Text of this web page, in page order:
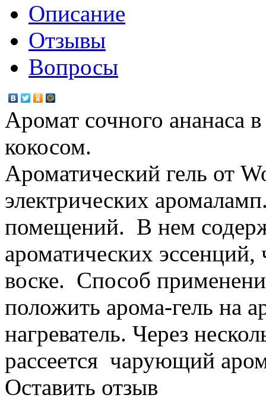
Описание
Отзывы
Вопросы
Аромат сочного ананаса
кокосом.
Ароматический гель от
электрических
помещений. В нем
ароматических
воске. Способ
положить арома-гель на
нагреватель. Через
рассеется чарующий
Оставить отзыв